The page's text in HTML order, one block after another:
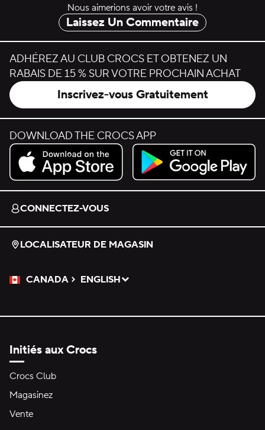
Nous aimerions avoir votre avis !
Laissez Un Commentaire
ADHÉREZ AU CLUB CROCS ET OBTENEZ UN
RABAIS DE 15 % SUR VOTRE PROCHAIN ACHAT
Inscrivez-vous Gratuitement
DOWNLOAD THE CROCS APP
Download on the App Store.
Get it on Google Play.
CONNECTEZ-VOUS
LOCALISATEUR DE MAGASIN
CANADA
Veuillez sélectionner une langue
ENGLISH
Sélectionné
Initiés aux Crocs
Crocs Club
Magasinez
Vente